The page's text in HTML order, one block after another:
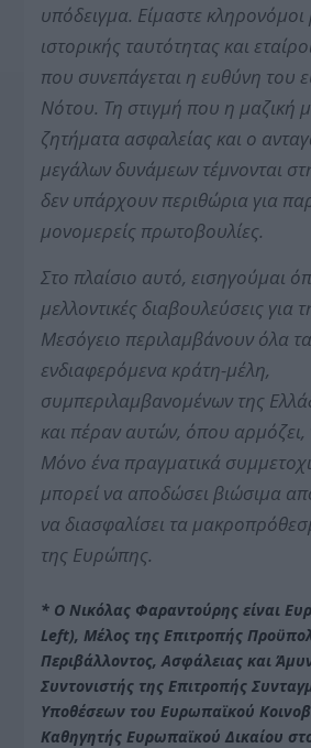
υπόδειγμα. Είμαστε κληρονόμοι
ιστορικής ταυτότητας και
που συνεπάγεται η ευθύνη του
Νότου. Τη στιγμή που η μαζική
ζητήματα ασφαλείας και ο
μεγάλων δυνάμεων τέμνονται
δεν υπάρχουν περιθώρια για
μονομερείς πρωτοβουλίες.
Στο πλαίσιο αυτό, εισηγούμαι
μελλοντικές διαβουλεύσεις για
Μεσόγειο περιλαμβάνουν όλα
ενδιαφερόμενα κράτη-μέλη,
συμπεριλαμβανομένων της
και πέραν αυτών, όπου αρμόζει,
Μόνο ένα πραγματικά
μπορεί να αποδώσει βιώσιμα
να διασφαλίσει τα
της Ευρώπης.
* Ο Νικόλας Φαραντούρης είναι
Left), Μέλος της Επιτροπής
Περιβάλλοντος, Ασφάλειας και
Συντονιστής της Επιτροπής
Υποθέσεων του Ευρωπαϊκού
Καθηγητής Ευρωπαϊκού Δικαίου